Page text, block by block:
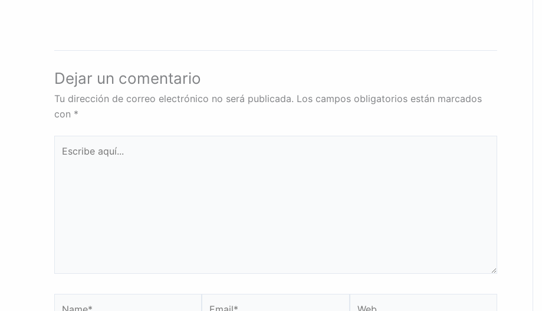
Dejar un comentario
Tu dirección de correo electrónico no será publicada. Los campos obligatorios están marcados
con *
aquí...